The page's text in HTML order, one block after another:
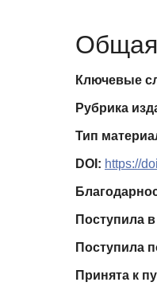
Ключевые
Рубрика
Тип
DOI: https://
Поступила
Поступила
Принята к